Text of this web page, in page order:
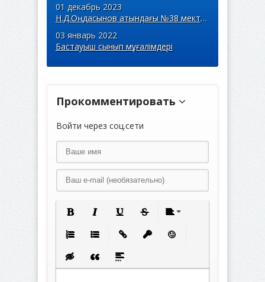
01 декабрь 2023
Н.Д.Оңдасынов атындағы №38 мектеп-гимназиясының тамақтану сапасына мерзімді бағалау жүргізілді.
03 январь 2022
Бастауыш сынып мұғалімдері
Прокомментировать
Вставка скрытого текста
Вставка цитаты
Вставка спойлера